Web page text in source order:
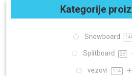
Kategorije
Snowboard
Splitboard 29
vezovi 114